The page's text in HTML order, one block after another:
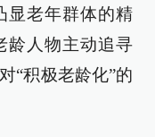
显老年群体的精
龄人物主动追寻
“积极老龄化”的